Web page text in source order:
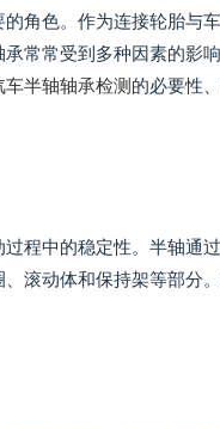
角色。作为连接轮胎与
常常受到多种因素的影
车半轴轴承检测 的必要性
程中的稳定性。半轴通
滚动体和保持架等部分